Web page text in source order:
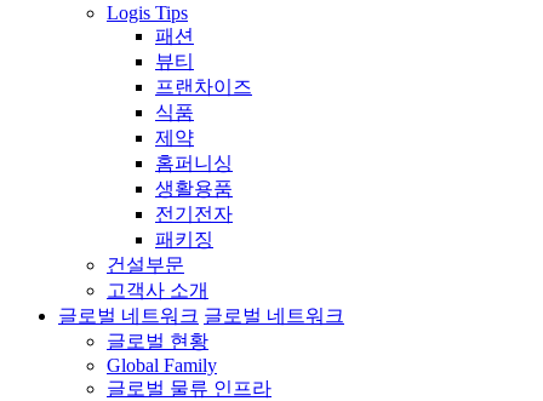
Logis Tips
패션
뷰티
프랜차이즈
식품
제약
홈퍼니싱
생활용품
전기전자
패키징
건설부문
고객사 소개
글로벌 네트워크 글로벌 네트워크
글로벌 현황
Global Family
글로벌 물류 인프라